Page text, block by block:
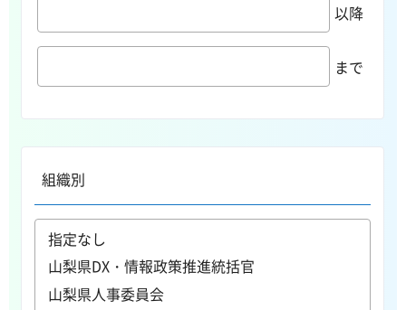
以降
まで
組織別